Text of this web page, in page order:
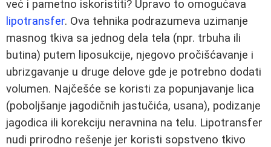
već i pametno iskoristiti? Upravo to omogućava
lipotransfer. Ova tehnika podrazumeva uzimanje
masnog tkiva sa jednog dela tela (npr. trbuha ili
butina) putem liposukcije, njegovo pročišćavanje i
ubrizgavanje u druge delove gde je potrebno dodati
volumen. Najčešće se koristi za popunjavanje lica
(poboljšanje jagodičnih jastučića, usana), podizanje
jagodica ili korekciju neravnina na telu. Lipotransfer
nudi prirodno rešenje jer koristi sopstveno tkivo